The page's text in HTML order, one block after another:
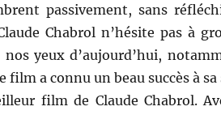
passivement, sans
Chabrol n’hésite pas à
yeux d’aujourd’hui,
film a connu un beau succès à
film de Claude Chabrol.